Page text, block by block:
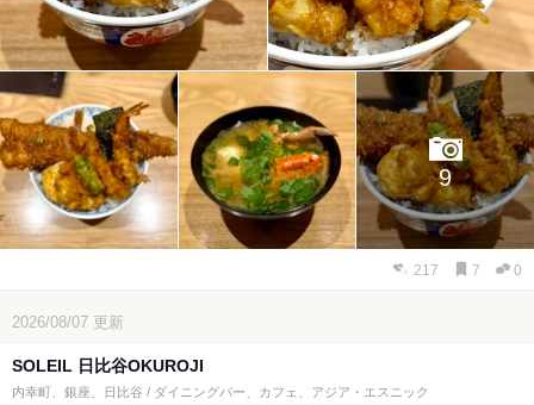
9
217 7 0
2026/08/07 更新
SOLEIL 日比谷OKUROJI
内幸町、銀座、日比谷 / ダイニングバー、カフェ、アジア・エスニック